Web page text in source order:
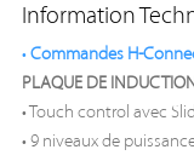
Information
• Commandes H-
PLAQUE DE
• Touch control avec
• 9 niveaux de